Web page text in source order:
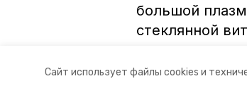
Сайт использует файлы cookies и
большой
стеклянной